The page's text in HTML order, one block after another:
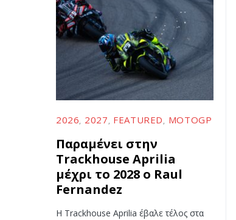
2026 2027 FEATURED MOTOGP
Παραμένει στην
Trackhouse Aprilia
μέχρι το 2028 ο Raul
Fernandez
Η Trackhouse Aprilia έβαλε τέλος στα